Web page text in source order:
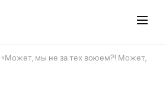
«Может, мы не за тех воюем?! Может,